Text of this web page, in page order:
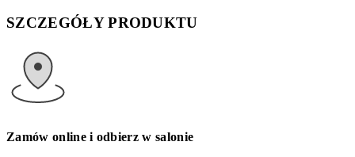
SZCZEGÓŁY PRODUKTU
Zamów online i odbierz w salonie